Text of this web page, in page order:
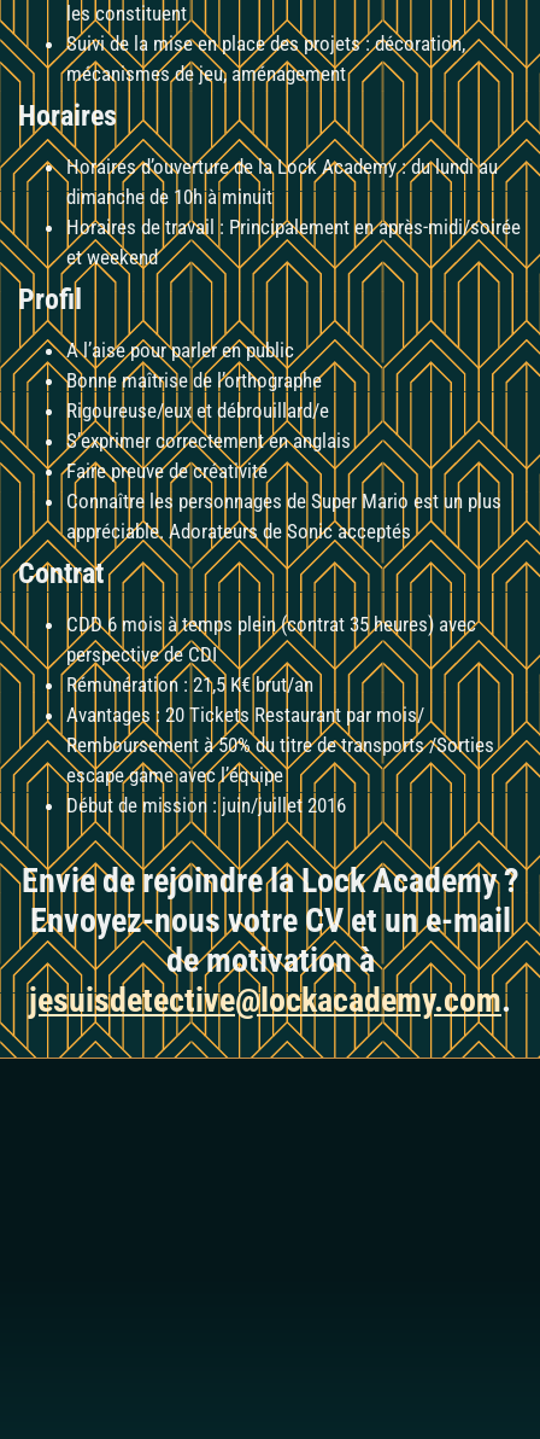
les constituent
Suivi de la mise en place des projets : décoration,
mécanismes de jeu, aménagement
Horaires
Horaires d’ouverture de la Lock Academy : du lundi au
dimanche de 10h à minuit
Horaires de travail : Principalement en après-midi/soirée
et weekend
Profil
A l’aise pour parler en public
Bonne maîtrise de l’orthographe
Rigoureuse/eux et débrouillard/e
S’exprimer correctement en anglais
Faire preuve de créativité
Connaître les personnages de Super Mario est un plus
appréciable. Adorateurs de Sonic acceptés
Contrat
CDD 6 mois à temps plein (contrat 35 heures) avec
perspective de CDI
Rémunération : 21,5 K€ brut/an
Avantages : 20 Tickets Restaurant par mois/
Remboursement à 50% du titre de transports /Sorties
escape game avec l’équipe
Début de mission : juin/juillet 2016
Envie de rejoindre la Lock Academy ?
Envoyez-nous votre CV et un e-mail
de motivation à
jesuisdetective@lockacademy.com.